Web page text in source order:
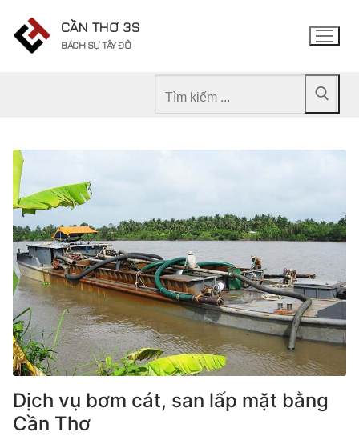
đến
CẦN THƠ 3S
BÁCH SỰ TÂY ĐÔ
kiếm
Dịch vụ bơm cát, san lấp mặt bằng
Cần Thơ